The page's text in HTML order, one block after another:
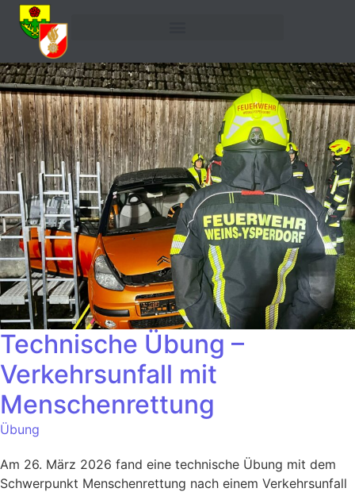
Technische Übung –
Verkehrsunfall mit
Menschenrettung
Übung
Am 26. März 2026 fand eine technische Übung mit dem
Schwerpunkt Menschenrettung nach einem Verkehrsunfall